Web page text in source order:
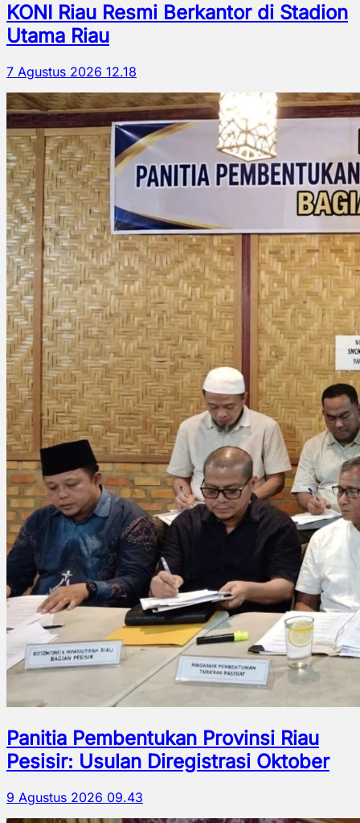
KONI Riau Resmi Berkantor di Stadion
Utama Riau
7 Agustus 2026 12.18
Panitia Pembentukan Provinsi Riau
Pesisir: Usulan Diregistrasi Oktober
9 Agustus 2026 09.43